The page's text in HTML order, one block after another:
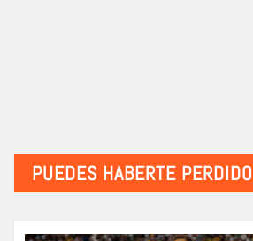
PUEDES HABERTE PERDIDO